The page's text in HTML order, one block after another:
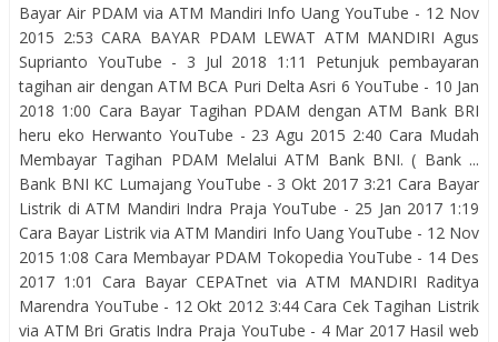
Bayar Air PDAM via ATM Mandiri Info Uang YouTube - 12 Nov
2015 2:53 CARA BAYAR PDAM LEWAT ATM MANDIRI Agus
Suprianto YouTube - 3 Jul 2018 1:11 Petunjuk pembayaran
tagihan air dengan ATM BCA Puri Delta Asri 6 YouTube - 10 Jan
2018 1:00 Cara Bayar Tagihan PDAM dengan ATM Bank BRI
heru eko Herwanto YouTube - 23 Agu 2015 2:40 Cara Mudah
Membayar Tagihan PDAM Melalui ATM Bank BNI. ( Bank ...
Bank BNI KC Lumajang YouTube - 3 Okt 2017 3:21 Cara Bayar
Listrik di ATM Mandiri Indra Praja YouTube - 25 Jan 2017 1:19
Cara Bayar Listrik via ATM Mandiri Info Uang YouTube - 12 Nov
2015 1:08 Cara Membayar PDAM Tokopedia YouTube - 14 Des
2017 1:01 Cara Bayar CEPATnet via ATM MANDIRI Raditya
Marendra YouTube - 12 Okt 2012 3:44 Cara Cek Tagihan Listrik
via ATM Bri Gratis Indra Praja YouTube - 4 Mar 2017 Hasil web